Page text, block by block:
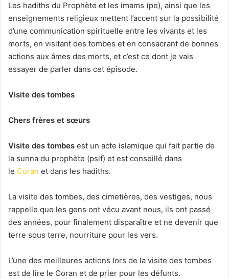
Les hadiths du Prophète et les imams (pe), ainsi que les
enseignements religieux mettent l’accent sur la possibilité
d’une communication spirituelle entre les vivants et les
morts, en visitant des tombes et en consacrant de bonnes
actions aux âmes des morts, et c’est ce dont je vais
essayer de parler dans cet épisode.
Visite des tombes
Chers frères et sœurs
Visite des tombes est un acte islamique qui fait partie de
la sunna du prophète (pslf) et est conseillé dans
le Coran et dans les hadiths.
La visite des tombes, des cimetières, des vestiges, nous
rappelle que les gens ont vécu avant nous, ils ont passé
des années, pour finalement disparaître et ne devenir que
terre sous terre, nourriture pour les vers.
L’une des meilleures actions lors de la visite des tombes
est de lire le Coran et de prier pour les défunts.